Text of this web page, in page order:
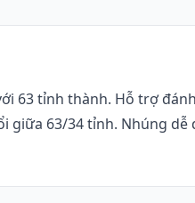
63 tỉnh thành. Hỗ trợ
giữa 63/34 tỉnh. Nhúng dễ